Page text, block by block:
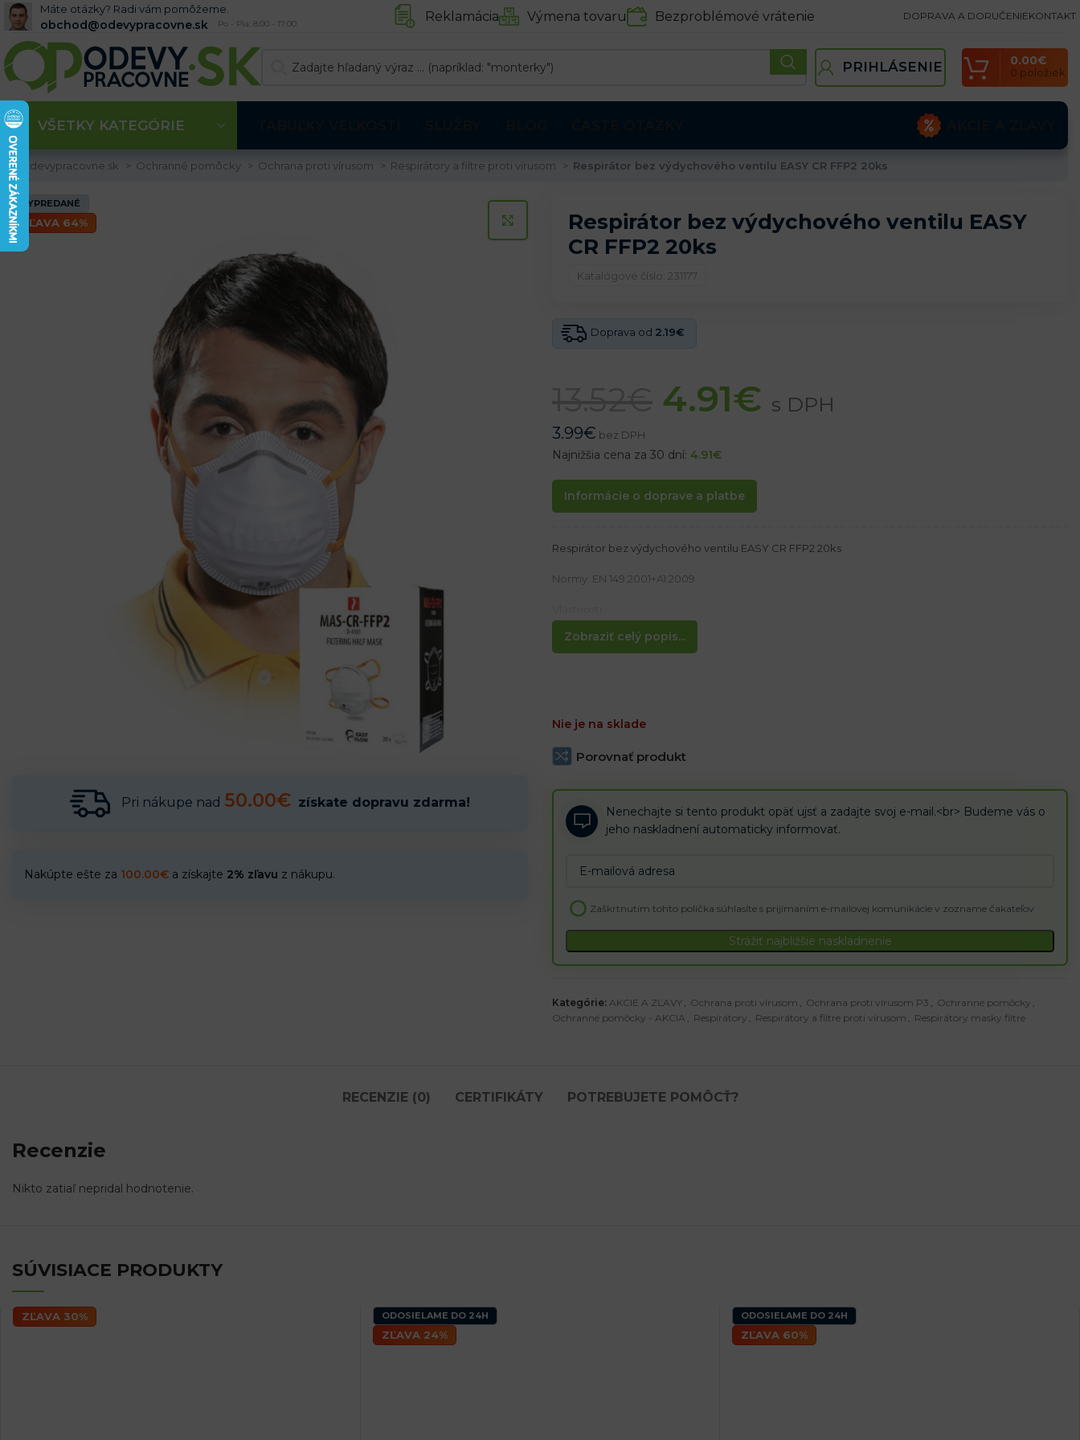
Máte otázky? Radi vám pomôžeme.
obchod@odevypracovne.sk Po - Pia: 8:00 - 17:00 Reklamácia Výmena tovaru Bezproblémové vrátenie DOPRAVA A DORUČENIEKONTAKT
PRIHLÁSENIE 0 položiek
0.00€
VŠETKY KATEGÓRIE
Odevypracovne.sk Ochranné pomôcky Ochrana proti vírusom Respirátory a filtre proti vírusom Respirátor bez výdychového ventilu EASY CR FFP2 20ks
VYPREDANÉ
ZĽAVA 64% KLIKNITE PRE ZVÄČŠENIE
Pri nákupe nad 50.00€ získate dopravu zdarma!
Nakúpte ešte za 100.00€ a získajte 2% zľavu z nákupu.
Respirátor bez výdychového ventilu EASY
CR FFP2 20ks
Katalógové číslo: 231177
Doprava od 2.19€
4.91€ s DPH
3.99€ bez DPH
Najnižšia cena za 30 dní: 4.91€
Informácie o doprave a platbe
Zobraziť celý popis...
Respirátor bez výdychového ventilu EASY CR FFP2 20ks
Normy: EN 149:2001+A1:2009
– Uchytenie pomocou gumičiek
– Kovová spona na úrovni nosa na vonkajšej strane respirátora
– Penový vankúš chráni nos pred podliatinami
– Chráni pred netoxickými alebo stredne toxickými kvapalnými alebo tuhými aerosólmi (napr.
Nie je na sklade
Porovnať produkt
Nenechajte si tento produkt opäť ujsť a zadajte svoj e-mail.<br> Budeme vás o
jeho naskladnení automaticky informovať.
Zaškrtnutím tohto políčka súhlasíte s prijímaním e-mailovej komunikácie v zozname čakateľov
your
email
address
to
join
the
for
this
Strážiť najbližšie naskladnenie
Kategórie: AKCIE A ZĽAVY , Ochrana proti vírusom , Ochrana proti vírusom P3 , Ochranné pomôcky ,
Ochranné pomôcky - AKCIA , Respirátory , Respirátory a filtre proti vírusom , Respirátory masky filtre
RECENZIE (0) CERTIFIKÁTY POTREBUJETE POMÔCŤ?
Recenzie
Nikto zatiaľ nepridal hodnotenie.
SÚVISIACE PRODUKTY
ZĽAVA 30% ODOSIELAME DO 24H
ZĽAVA 24%
ODOSIELAME DO 24H
ZĽAVA 60%